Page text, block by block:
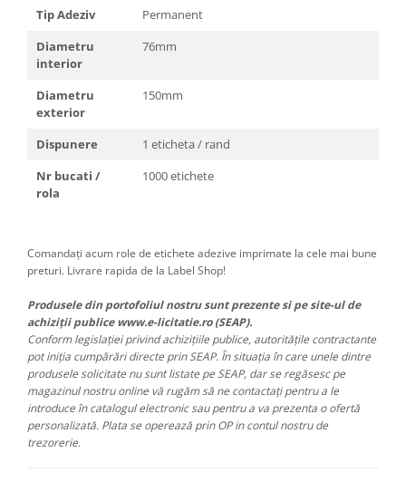
Tip Adeziv
Permanent
Diametru
interior
76mm
Diametru
exterior
150mm
Dispunere
1 eticheta / rand
Nr bucati /
rola
1000 etichete
Comandați acum role de etichete adezive imprimate la cele mai bune
preturi. Livrare rapida de la Label Shop!
Produsele din portofoliul nostru sunt prezente si pe site-ul de
achiziții publice www.e-licitatie.ro (SEAP).
Conform legislației privind achizițiile publice, autoritățile contractante
pot iniția cumpărări directe prin SEAP. În situația în care unele dintre
produsele solicitate nu sunt listate pe SEAP, dar se regăsesc pe
magazinul nostru online vă rugăm să ne contactați pentru a le
introduce în catalogul electronic sau pentru a va prezenta o ofertă
personalizată. Plata se operează prin OP in contul nostru de
trezorerie.